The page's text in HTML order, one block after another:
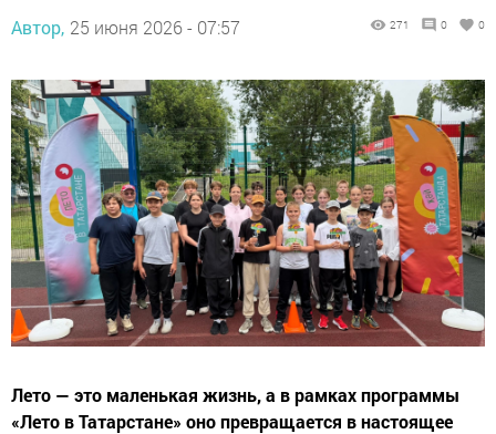
Автор, 25 июня 2026 - 07:57 271 0 0
Лето — это маленькая жизнь, а в рамках программы
«Лето в Татарстане» оно превращается в настоящее